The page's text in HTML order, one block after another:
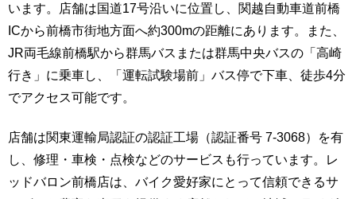
います。店舗は国道17号沿いに位置し、関越自動車道前橋
ICから前橋市街地方面へ約300mの距離にあります。また、
JR両毛線前橋駅から群馬バスまたは群馬中央バスの「高崎
行き」に乗車し、「運転試験場前」バス停で下車、徒歩4分
でアクセス可能です。
店舗は関東運輸局認証の認証工場（認証番号 7-3068）を有
し、修理・車検・点検などのサービスも行っています。レ
ッドバロン前橋店は、バイク愛好家にとって信頼できるサ